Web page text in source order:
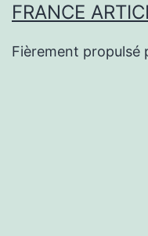
FRANCE
Fièrement propulsé